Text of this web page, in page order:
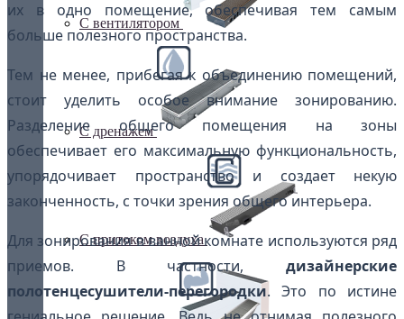
С вентилятором
С дренажем
С притоком воздуха
их в одно помещение, обеспечивая тем самым
больше полезного пространства.
Тем не менее, прибегая к объединению помещений,
стоит уделить особое внимание зонированию.
Разделение общего помещения на зоны
обеспечивает его максимальную функциональность,
упорядочивает пространство и создает некую
законченность, с точки зрения общего интерьера.
Для зонирования в ванной комнате используются ряд
приемов. В частности, дизайнерские
полотенцесушители-перегородки. Это по истине